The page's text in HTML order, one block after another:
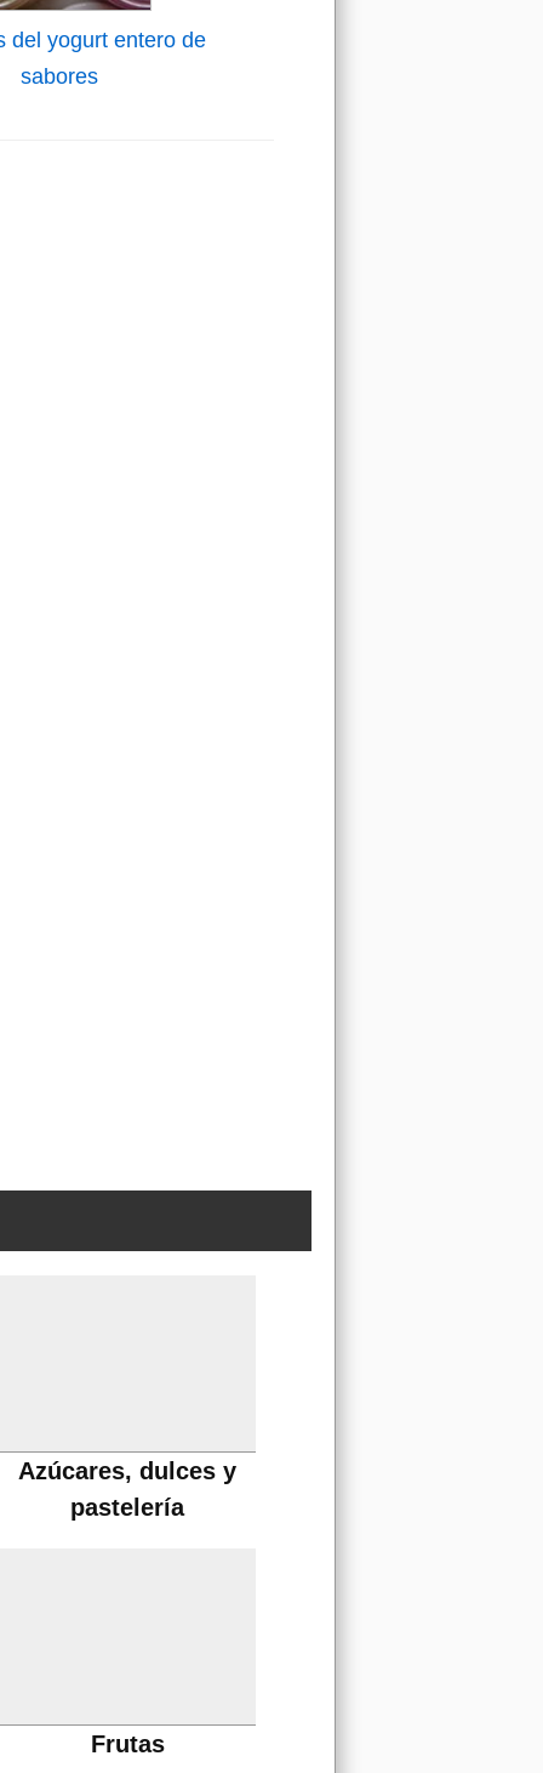
del yogurt entero de
sabores
Azúcares, dulces y
pastelería
Frutas